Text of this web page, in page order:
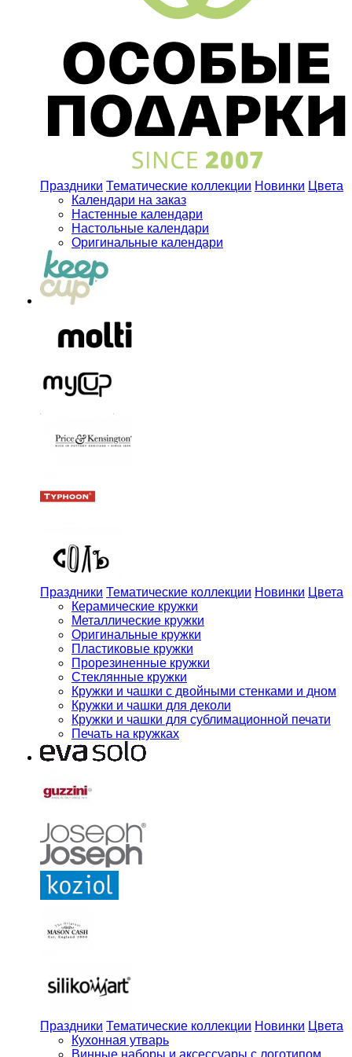
Праздники Тематические коллекции Новинки Цвета
Календари на заказ
Настенные календари
Настольные календари
Оригинальные календари
Праздники Тематические коллекции Новинки Цвета
Керамические кружки
Металлические кружки
Оригинальные кружки
Пластиковые кружки
Прорезиненные кружки
Стеклянные кружки
Кружки и чашки с двойными стенками и дном
Кружки и чашки для деколи
Кружки и чашки для сублимационной печати
Печать на кружках
Праздники Тематические коллекции Новинки Цвета
Кухонная утварь
Винные наборы и аксессуары с логотипом